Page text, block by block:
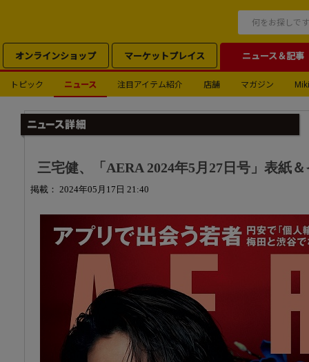
オンラインショップ マーケットプレイス ニュース＆記事
トピック ニュース 注目アイテム紹介 店舗 マガジン
三宅健、「AERA 2024年5月27日号」表紙
掲載： 2024年05月17日 21:40